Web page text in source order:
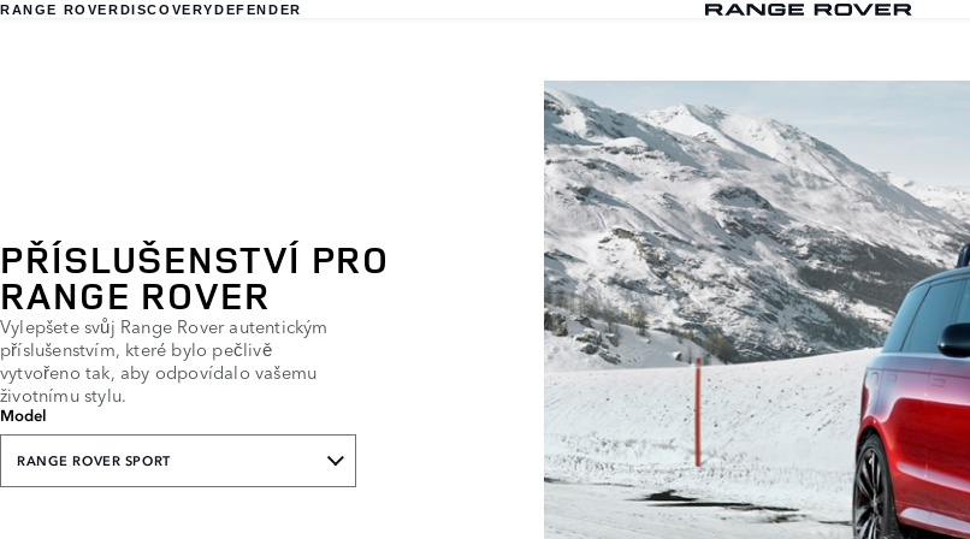
RANGE ROVERDISCOVERYDEFENDER
PŘÍSLUŠENSTVÍ PRO
RANGE ROVER
Vylepšete svůj Range Rover autentickým
příslušenstvím, které bylo pečlivě
vytvořeno tak, aby odpovídalo vašemu
životnímu stylu.
Model
RANGE ROVER SPORT